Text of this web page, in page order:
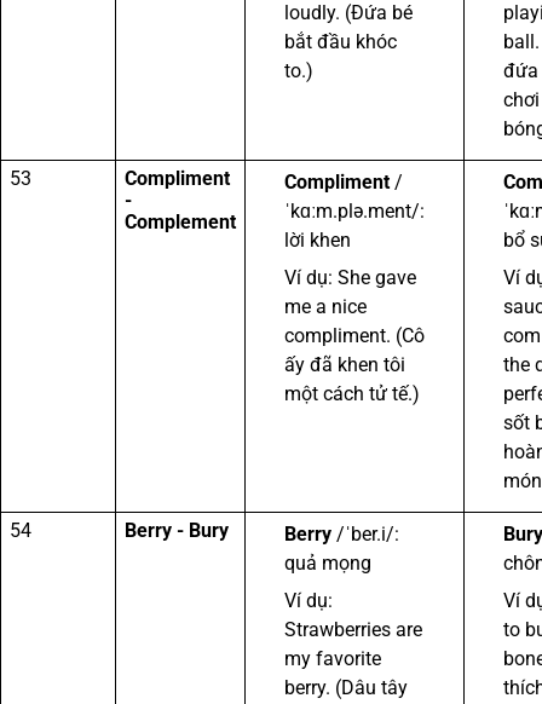
loudly. (Đứa bé
bắt đầu khóc
to.)
đứa
53
Compliment
-
Complement
Compliment/
ˈkɑːm.plə.ment/:
lời khen
Ví dụ: She gave
me a nice
compliment. (Cô
ấy đã khen tôi
một cách tử tế.)
bổ
Ví
the
sốt
54 Berry - Bury Berry/ˈber.i/:
quả mọng
Ví dụ:
Strawberries are
my favorite
berry. (Dâu tây
Bury
Ví
to